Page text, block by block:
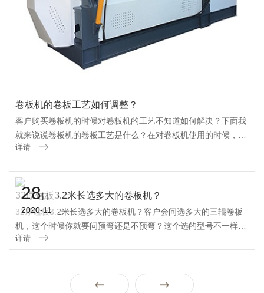
卷板机的卷板工艺如何调整？
客户购买卷板机的时候对卷板机的工艺不知道如何解决？下面我
就来说说卷板机的卷板工艺是什么？在对卷板机使用的时候，需
要明确每道工序的作用。特别是一些重要的工序，需要对工艺系
详请
28日
2020-11
32厚锰板3.2米长选多大的卷板机？
32厚锰板3.2米长选多大的卷板机？客户会问选多大的三辊卷板
机，这个时候你就要问预弯还是不预弯？这个选的型号不一样价
格也会不一样的。如果板材需要预弯的话，卷筒直径比较大就选
详请